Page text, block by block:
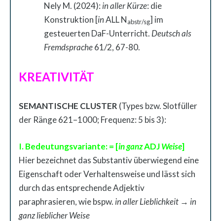
Nely M. (2024): in aller Kürze: die
Konstruktion [inALL Nabstr/sg] im
gesteuerten DaF-Unterricht. Deutsch als
Fremdsprache61/2, 67-80.
KREATIVITÄT
SEMANTISCHE CLUSTER (Types bzw. Slotfüller
der Ränge 621–1000; Frequenz: 5 bis 3):
I. Bedeutungsvariante: = [in ganzADJWeise]
Hier bezeichnet das Substantiv überwiegend eine
Eigenschaft oder Verhaltensweise und lässt sich
durch das entsprechende Adjektiv
paraphrasieren, wie bspw. in aller Lieblichkeit → in
ganz lieblicher Weise